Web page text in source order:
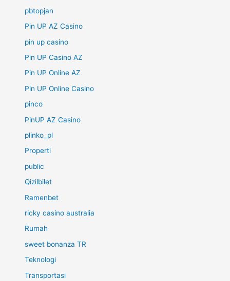
pbtopjan
Pin UP AZ Casino
pin up casino
Pin UP Casino AZ
Pin UP Online AZ
Pin UP Online Casino
pinco
PinUP AZ Casino
plinko_pl
Properti
public
Qizilbilet
Ramenbet
ricky casino australia
Rumah
sweet bonanza TR
Teknologi
Transportasi